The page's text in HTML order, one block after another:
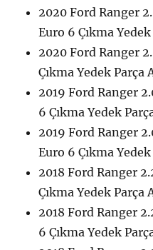
2020 Ford Ranger
Euro 6 Çıkma
2020 Ford Ranger
Çıkma Yedek Parça
2019 Ford Ranger
6 Çıkma Yedek
2019 Ford Ranger
Euro 6 Çıkma
2018 Ford Ranger
Çıkma Yedek Parça
2018 Ford Ranger
6 Çıkma Yedek